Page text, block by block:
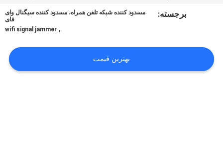
تماس
بگیرید
برجسته:
مسدود کننده شبکه تلفن همراه، مسدود کننده سیگنال وای
فای
,
wifi signal jammer
بهترین قیمت